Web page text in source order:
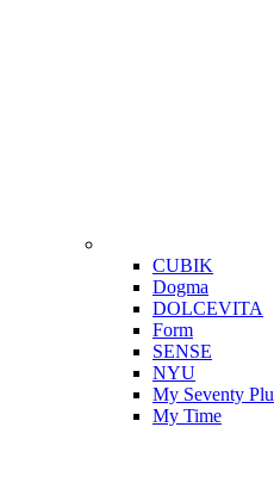
CUBIK
Dogma
DOLCEVITA
Form
SENSE
NYU
My Seventy
My Time